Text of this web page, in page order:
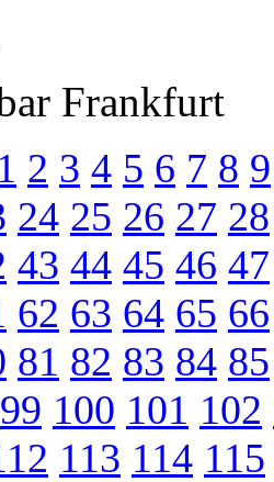
Frankfurt
1 2 3 4 5 6 7 8 9
24 25 26 27 28
43 44 45 46 47
62 63 64 65 66
81 82 83 84 85
99 100 101 102
113 114 115